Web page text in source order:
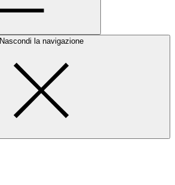
Nascondi la navigazione